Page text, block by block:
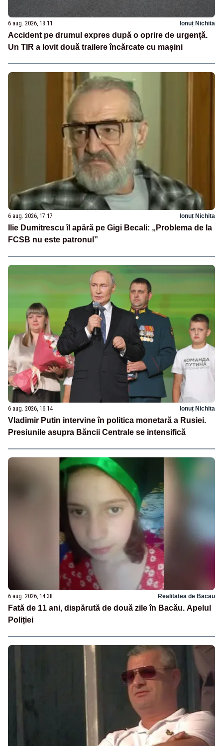
6 aug. 2026, 18:11 Ionuț Nichita
Accident pe drumul expres după o oprire de urgență.
Un TIR a lovit două trailere încărcate cu mașini
6 aug. 2026, 17:17 Ionuț Nichita
Ilie Dumitrescu îl apără pe Gigi Becali: „Problema de la
FCSB nu este patronul”
6 aug. 2026, 16:14 Ionuț Nichita
Vladimir Putin intervine în politica monetară a Rusiei.
Presiunile asupra Băncii Centrale se intensifică
6 aug. 2026, 14:38 Realitatea de Bacau
Fată de 11 ani, dispărută de două zile în Bacău. Apelul
Poliției